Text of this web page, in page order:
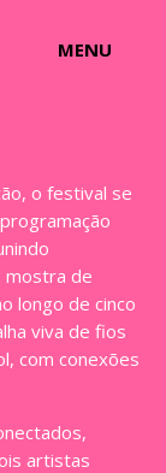
MENU
o festival se
mostra de
longo de cinco
viva de fios
com conexões
artistas